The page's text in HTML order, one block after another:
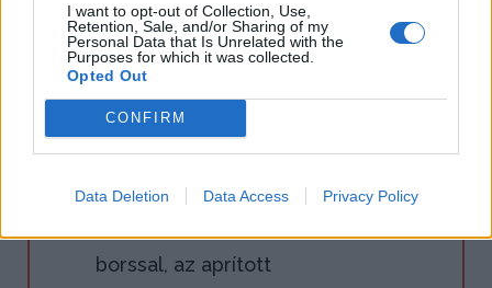
I want to opt-out of Collection, Use,
Retention, Sale, and/or Sharing of my
Personal Data that Is Unrelated with the
Purposes for which it was collected.
Opted Out
CONFIRM
Data Deletion Data Access Privacy Policy
és sóval, borssal ízesítjük. Ha
felforrt, lassú tűzön főzzük, és
közben elkészítjük a májgombócot.
2.
Az előkészített csirkemájat
ledaráljuk, majd a forró olívaolajon
borssal, az aprított